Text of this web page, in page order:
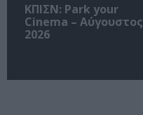
ΚΠΙΣΝ: Park your
Cinema – Αύγουστος
2026